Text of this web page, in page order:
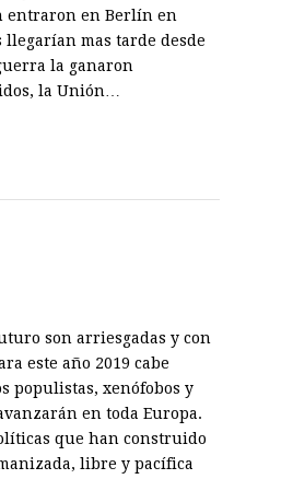
entraron en Berlín en
llegarían mas tarde desde
la ganaron
la Unión…
son arriesgadas y con
este año 2019 cabe
populistas, xenófobos y
en toda Europa.
que han construido
libre y pacífica